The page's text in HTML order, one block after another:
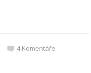
4Komentáře